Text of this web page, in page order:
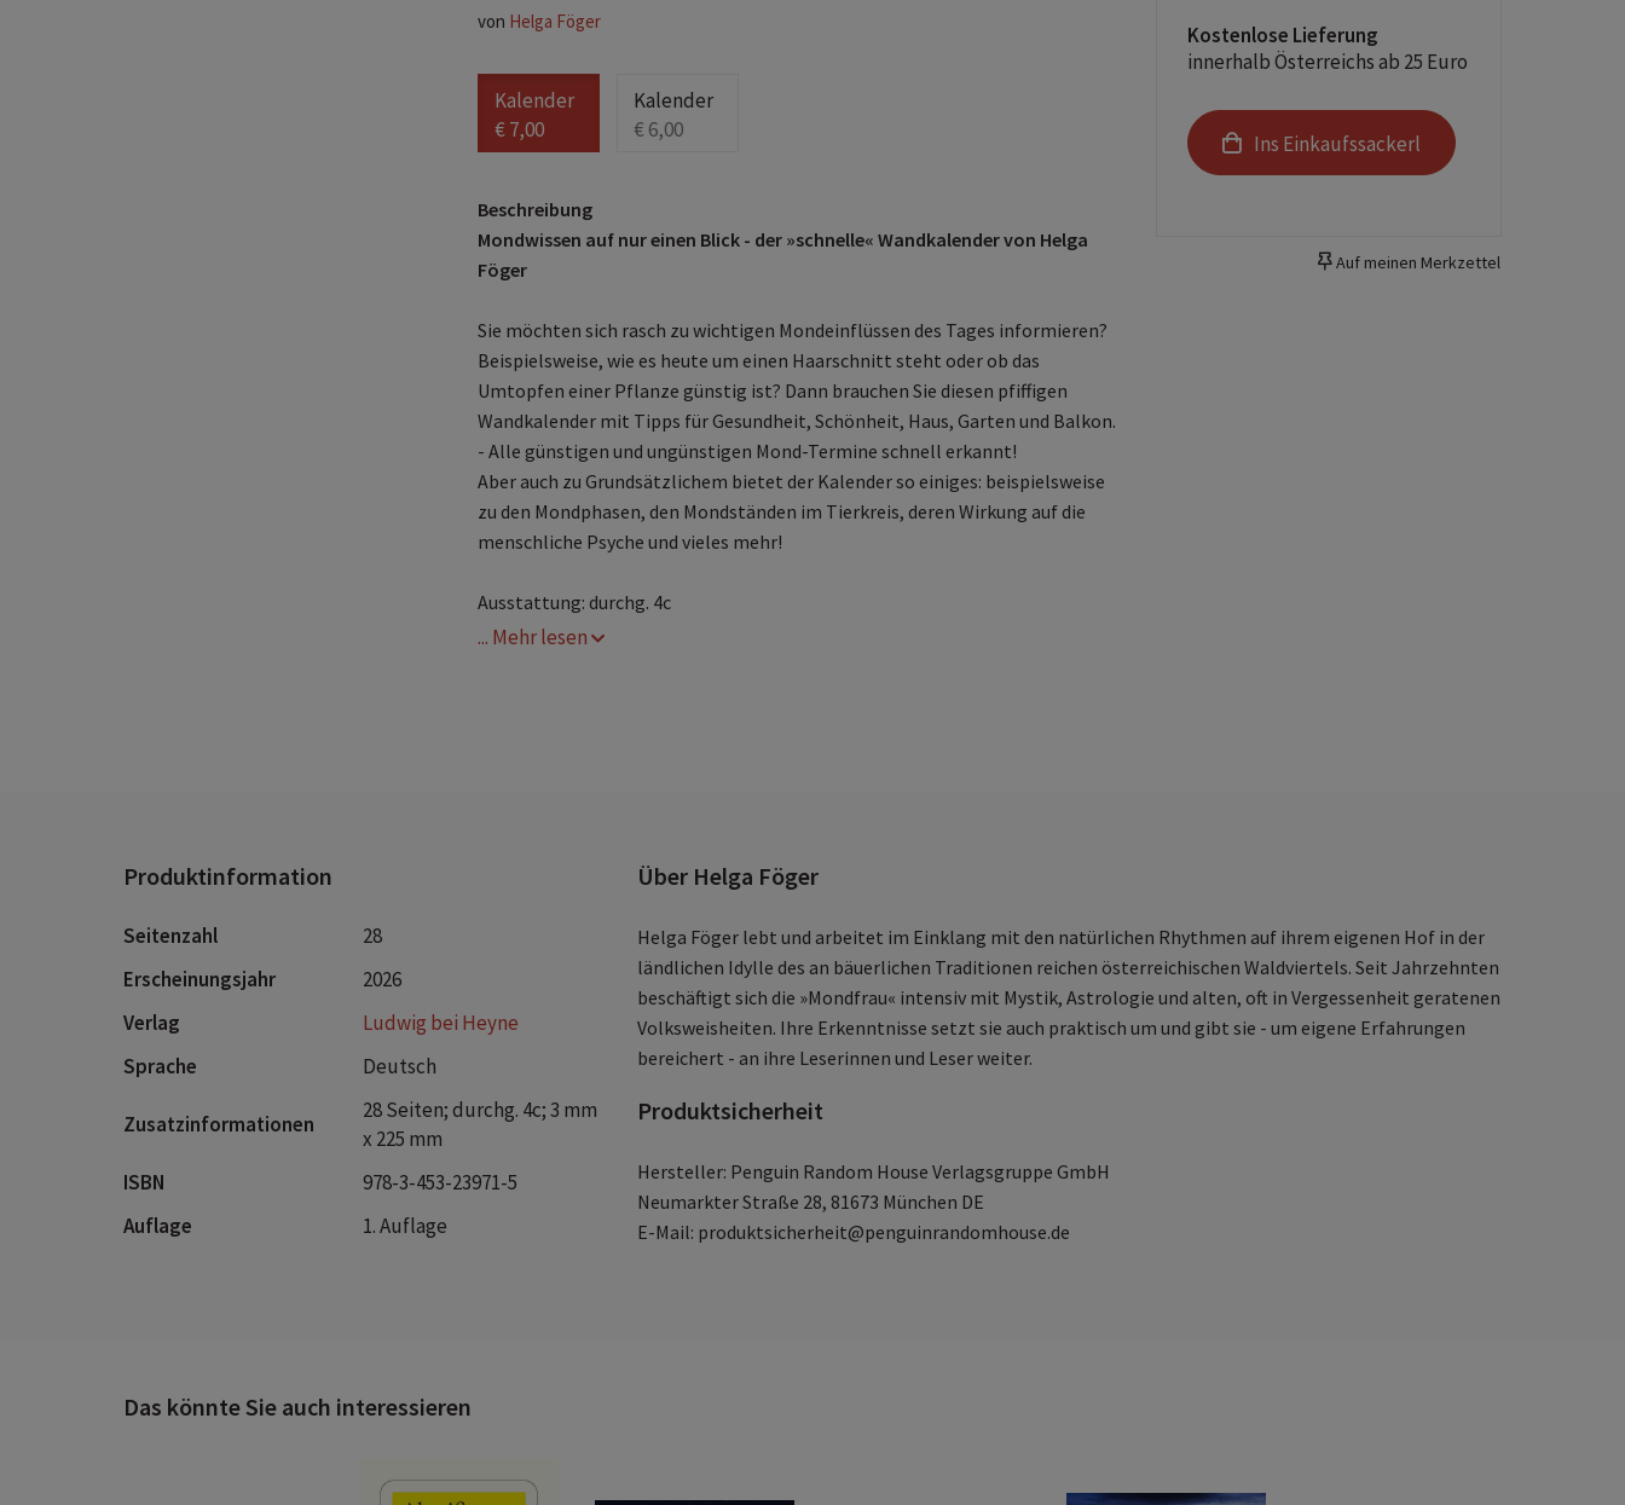
von Helga Föger
Kalender
€ 7,00
Kalender
€ 6,00
Beschreibung
Mondwissen auf nur einen Blick - der »schnelle« Wandkalender von Helga
Föger
Sie möchten sich rasch zu wichtigen Mondeinflüssen des Tages informieren?
Beispielsweise, wie es heute um einen Haarschnitt steht oder ob das
Umtopfen einer Pflanze günstig ist? Dann brauchen Sie diesen pfiffigen
Wandkalender mit Tipps für Gesundheit, Schönheit, Haus, Garten und Balkon.
- Alle günstigen und ungünstigen Mond-Termine schnell erkannt!
Aber auch zu Grundsätzlichem bietet der Kalender so einiges: beispielsweise
zu den Mondphasen, den Mondständen im Tierkreis, deren Wirkung auf die
menschliche Psyche und vieles mehr!
Ausstattung: durchg. 4c
... Mehr lesen
Kostenlose Lieferung
innerhalb Österreichs ab 25 Euro
Ins Einkaufssackerl
Auf meinen Merkzettel
Produktinformation
Seitenzahl
28
Erscheinungsjahr
2026
Verlag
Ludwig bei Heyne
Sprache
Deutsch
Zusatzinformationen
28 Seiten; durchg. 4c; 3 mm
x 225 mm
ISBN
978-3-453-23971-5
Auflage
1. Auflage
Über Helga Föger
Helga Föger lebt und arbeitet im Einklang mit den natürlichen Rhythmen auf ihrem eigenen Hof in der
ländlichen Idylle des an bäuerlichen Traditionen reichen österreichischen Waldviertels. Seit Jahrzehnten
beschäftigt sich die »Mondfrau« intensiv mit Mystik, Astrologie und alten, oft in Vergessenheit geratenen
Volksweisheiten. Ihre Erkenntnisse setzt sie auch praktisch um und gibt sie - um eigene Erfahrungen
bereichert - an ihre Leserinnen und Leser weiter.
Produktsicherheit
Hersteller: Penguin Random House Verlagsgruppe GmbH
Neumarkter Straße 28, 81673 München DE
E-Mail: produktsicherheit@penguinrandomhouse.de
Das könnte Sie auch interessieren